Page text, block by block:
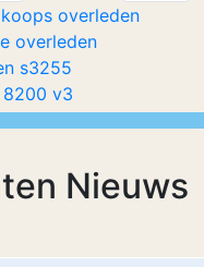
Nieuws
overleden
overleden
s3255
v3